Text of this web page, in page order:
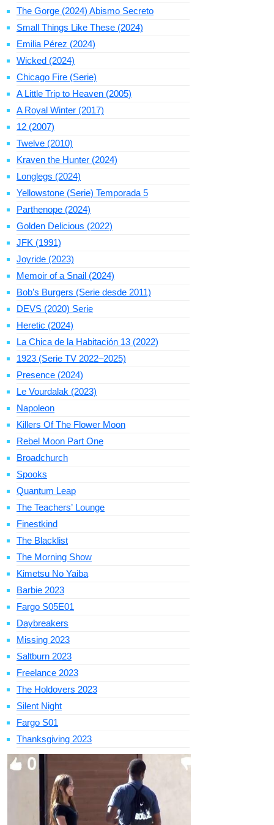
The Gorge (2024) Abismo Secreto
Small Things Like These (2024)
Emilia Pérez (2024)
Wicked (2024)
Chicago Fire (Serie)
A Little Trip to Heaven (2005)
A Royal Winter (2017)
12 (2007)
Twelve (2010)
Kraven the Hunter (2024)
Longlegs (2024)
Yellowstone (Serie) Temporada 5
Parthenope (2024)
Golden Delicious (2022)
JFK (1991)
Joyride (2023)
Memoir of a Snail (2024)
Bob’s Burgers (Serie desde 2011)
DEVS (2020) Serie
Heretic (2024)
La Chica de la Habitación 13 (2022)
1923 (Serie TV 2022–2025)
Presence (2024)
Le Vourdalak (2023)
Napoleon
Killers Of The Flower Moon
Rebel Moon Part One
Broadchurch
Spooks
Quantum Leap
The Teachers’ Lounge
Finestkind
The Blacklist
The Morning Show
Kimetsu No Yaiba
Barbie 2023
Fargo S05E01
Daybreakers
Missing 2023
Saltburn 2023
Freelance 2023
The Holdovers 2023
Silent Night
Fargo S01
Thanksgiving 2023